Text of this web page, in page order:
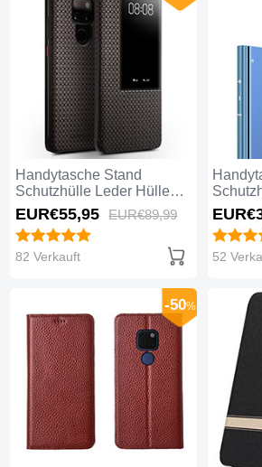
Handytasche Stand
Schutzhülle Leder Hülle
T05 für Huawei Mate 20
Braun
EUR€55,95 EUR€89,99
82 Verkauft
52
-50%